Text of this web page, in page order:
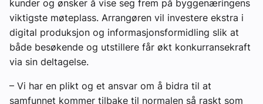
kunder og ønsker å vise seg frem på byggenæringens
viktigste møteplass. Arrangøren vil investere ekstra i
digital produksjon og informasjonsformidling slik at
både besøkende og utstillere får økt konkurransekraft
via sin deltagelse.
– Vi har en plikt og et ansvar om å bidra til at
samfunnet kommer tilbake til normalen så raskt som